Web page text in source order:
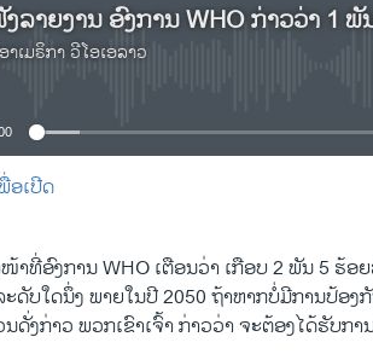
າເມຣິກາ ວີໂອເອລາວ
ອເປີດ
າທີ່ອົງການ WHO ເຕືອນວ່າ ເກືອບ 2 ພັນ 5 ຮ້
ດັບໃດນຶ່ງ ພາຍໃນປີ 2050 ຖ້າຫາກບໍ່ມີການປ້ອ
ດັ່ງກ່າວ ພວກເຂົາເຈົ້າ ກ່າວວ່າ ຈະຕ້ອງໄດ້ຮັບກ